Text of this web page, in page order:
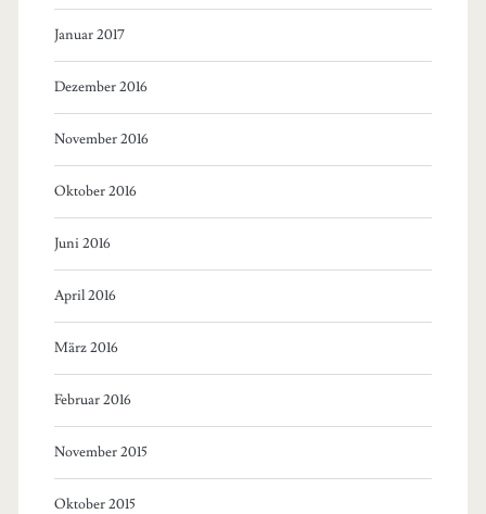
Januar 2017
Dezember 2016
November 2016
Oktober 2016
Juni 2016
April 2016
März 2016
Februar 2016
November 2015
Oktober 2015